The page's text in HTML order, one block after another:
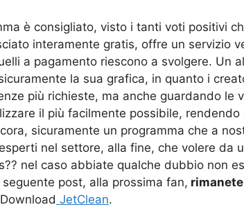
è consigliato, visto i tanti voti positivi
interamente gratis, offre un servizio
a pagamento riescono a svolgere. Un
la sua grafica, in quanto i
più richieste, ma anche guardando le
il più facilmente possibile,
sicuramente un programma che a
nel settore, alla fine, che volere da
nel caso abbiate qualche dubbio non
post, alla prossima fan,
JetClean.